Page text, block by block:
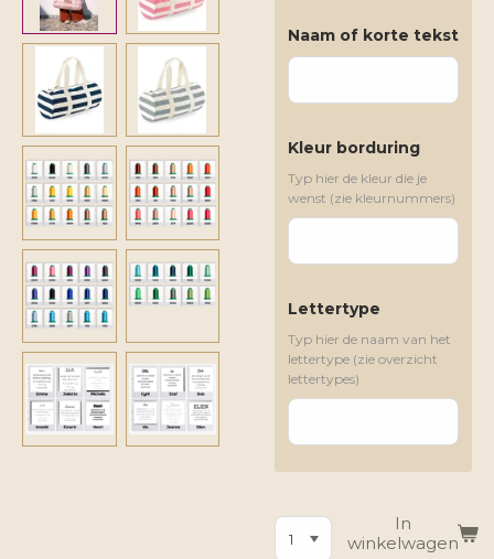
Naam of korte tekst
Kleur borduring
Typ hier de kleur die je
wenst (zie kleurnummers)
Lettertype
Typ hier de naam van het
lettertype (zie overzicht
lettertypes)
In
winkelwagen